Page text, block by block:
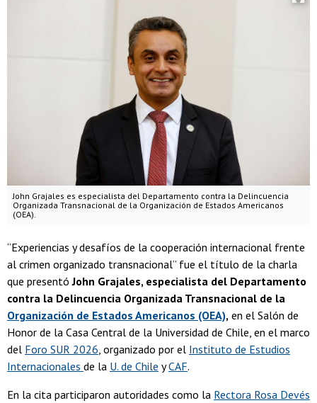
John Grajales es especialista del Departamento contra la Delincuencia
Organizada Transnacional de la Organización de Estados Americanos
(OEA).
“Experiencias y desafíos de la cooperación internacional frente
al crimen organizado transnacional” fue el título de la charla
que presentóJohn Grajales, especialista del Departamento
contra la Delincuencia Organizada Transnacional de la
Organización de Estados Americanos (OEA), en el Salón de
Honor de la Casa Central de la Universidad de Chile, en el marco
del Foro SUR 2026, organizado por el Instituto de Estudios
Internacionales de la U. de Chile yCAF.
En la cita participaron autoridades como la Rectora Rosa Devés